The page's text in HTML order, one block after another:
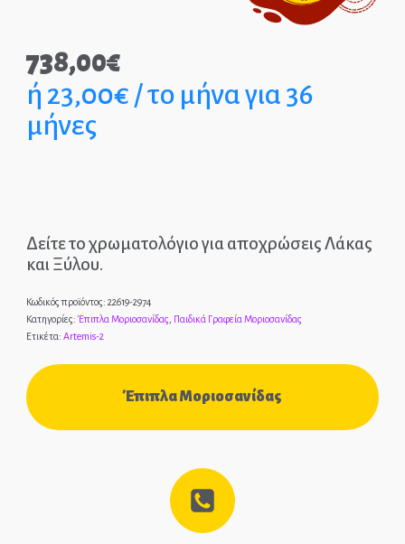
ΣΤΡΩΜΑΤΑ
ΠΑΙΔΙΚΑ
ΜΕΤΑΛΛΙΚΑ
ΕΠΙΚΟΙΝΩΝΊΑ
ΤΗΛ.: 210-2400-863
738,00€
ή 23,00€ / το μήνα για 36
μήνες
Δείτε το χρωματολόγιο για αποχρώσεις Λάκας
και Ξύλου.
Κωδικός προϊόντος: 22619-2974
Κατηγορίες: Έπιπλα Μοριοσανίδας Παιδικά Γραφεία Μοριοσανίδας
Ετικέτα: Artemis-2
Έπιπλα Μοριοσανίδας